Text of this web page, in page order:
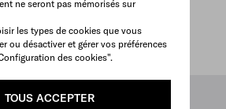
ne seront pas mémorisés sur
les types de cookies que vous
ou désactiver et gérer vos préférences
des cookies".
TOUS ACCEPTER
5,000 CAD